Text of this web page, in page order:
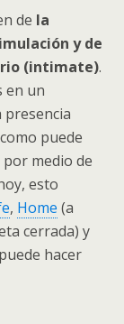
de la
y de
(intimate).
en un
puede
medio de
esto
, Home (a
cerrada) y
hacer